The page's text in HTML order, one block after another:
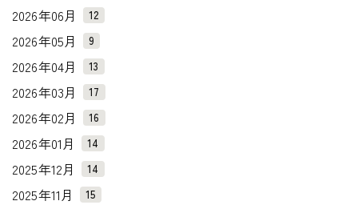
2026年06月 12
2026年05月 9
2026年04月 13
2026年03月 17
2026年02月 16
2026年01月 14
2025年12月 14
2025年11月 15